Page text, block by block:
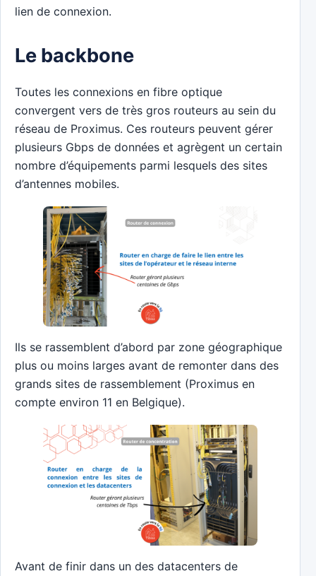
lien de connexion.
Le backbone
Toutes les connexions en fibre optique
convergent vers de très gros routeurs au sein du
réseau de Proximus. Ces routeurs peuvent gérer
plusieurs Gbps de données et agrègent un certain
nombre d’équipements parmi lesquels des sites
d’antennes mobiles.
Ils se rassemblent d’abord par zone géographique
plus ou moins larges avant de remonter dans des
grands sites de rassemblement (Proximus en
compte environ 11 en Belgique).
Avant de finir dans un des datacenters de